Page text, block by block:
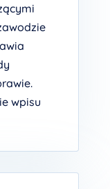
wpisu